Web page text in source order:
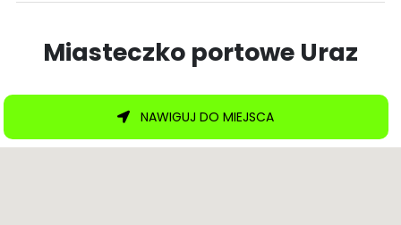
Miasteczko portowe Uraz
NAWIGUJ DO MIEJSCA